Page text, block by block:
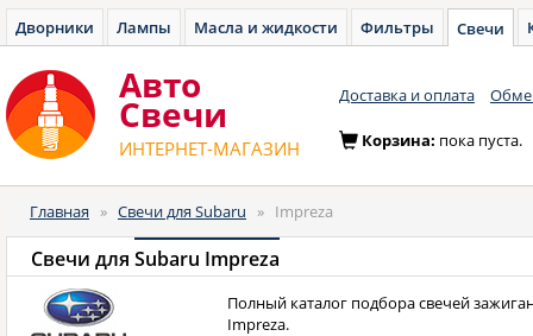
Дворники Лампы Масла и жидкости Фильтры Свечи
Авто
Cвечи
ИНТЕРНЕТ-МАГАЗИН
Доставка и оплата
Корзина: пока пуста.
Главная » Свечи для Subaru » Impreza
Свечи для Subaru Impreza
Полный каталог подбора свечей
Impreza.